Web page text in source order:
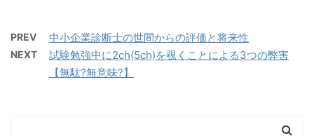
PREV 中小企業診断士の世間からの評価と将来性
NEXT
試験勉強中に2ch(5ch)を覗くことによる3つの弊害
【無駄?無意味?】